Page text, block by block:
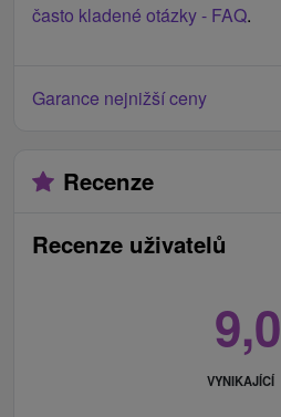
často kladené otázky - FAQ.
Garance nejnižší ceny
Recenze
Recenze uživatelů
9,0
VYNIKAJÍCÍ